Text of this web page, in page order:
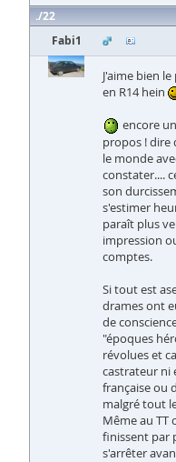
22
Fabi1
J'aime bien
en R14 hein
encore
propos ! dire
le monde
constater....
son
s'estimer
paraît plus
impression
comptes.
Si tout est
drames ont
de
"époques
révolues et
castrateur ni
française ou
malgré tout
Même au TT
finissent par
s'arrêter